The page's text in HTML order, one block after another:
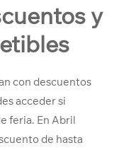
y
con descuentos
acceder si
feria. En Abril
de hasta